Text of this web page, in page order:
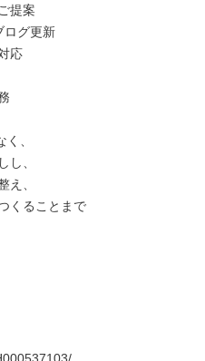
提案
ログ更新
応
、
し、
え、
くることまで